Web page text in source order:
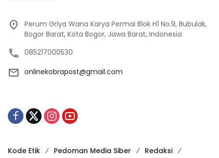
Perum Griya Wana Karya Permai Blok H1 No.9, Bubulak,
Bogor Barat, Kota Bogor, Jawa Barat, Indonesia
085217000530
onlinekobrapost@gmail.com
Kode Etik Pedoman Media Siber Redaksi